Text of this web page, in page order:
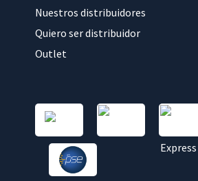
Nuestros distribuidores
Quiero ser distribuidor
Outlet